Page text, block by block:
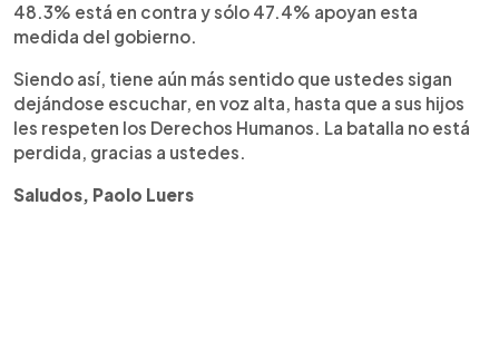
48.3% está en contra y sólo 47.4% apoyan esta
medida del gobierno.
Siendo así, tiene aún más sentido que ustedes sigan
dejándose escuchar, en voz alta, hasta que a sus hijos
les respeten los Derechos Humanos. La batalla no está
perdida, gracias a ustedes.
Saludos, Paolo Luers